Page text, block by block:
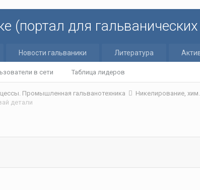
(портал для
в сети Таблица лидеров
Новости гальваники Литература
Промышленная гальванотехника
Никелирование,
детали